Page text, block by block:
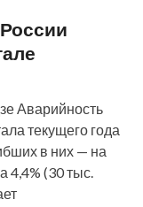
Аварийность
текущего года
в них — на
4,4% (30 тыс.